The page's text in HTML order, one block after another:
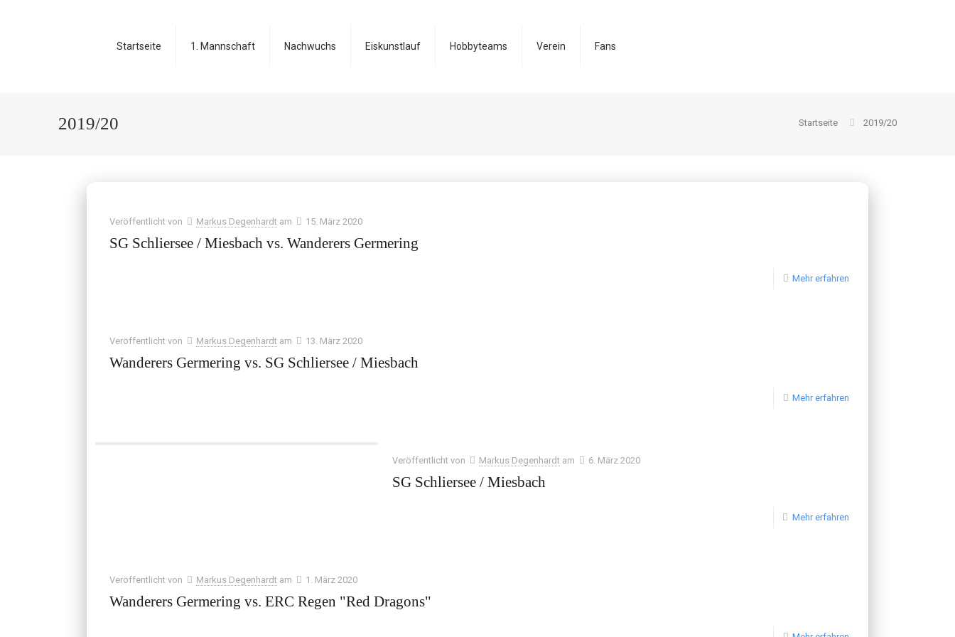
Startseite 1. Mannschaft Nachwuchs Eiskunstlauf Hobbyteams Verein Fans
2019/20 Startseite 2019/20
Veröffentlicht von Markus Degenhardt am 15. März 2020
SG Schliersee / Miesbach vs. Wanderers Germering
Mehr erfahren
Veröffentlicht von Markus Degenhardt am 13. März 2020
Wanderers Germering vs. SG Schliersee / Miesbach
Mehr erfahren
Veröffentlicht von Markus Degenhardt am 6. März 2020
SG Schliersee / Miesbach
Mehr erfahren
Veröffentlicht von Markus Degenhardt am 1. März 2020
Wanderers Germering vs. ERC Regen "Red Dragons"